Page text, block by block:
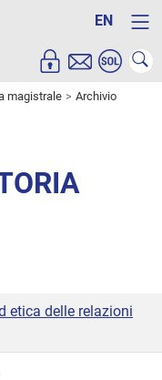
EN
magistrale
Archivio
etica delle relazioni